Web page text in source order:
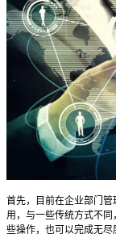
首先，目前在企业部门管
用，与一些传统方式不同，
些操作，也可以完成无尽